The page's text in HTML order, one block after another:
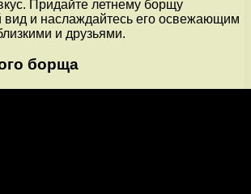
Придайте летнему борщу
вид и наслаждайтесь его освежающим
и друзьями.
борща